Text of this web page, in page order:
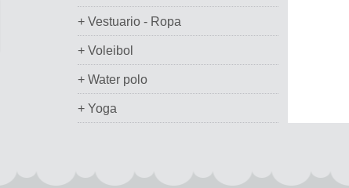
+ Vestuario - Ropa
+ Voleibol
+ Water polo
+ Yoga